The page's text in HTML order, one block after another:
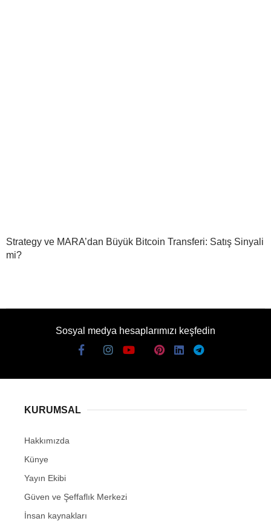
Strategy ve MARA’dan Büyük Bitcoin Transferi: Satış Sinyali
mi?
Sosyal medya hesaplarımızı keşfedin
KURUMSAL
Hakkımızda
Künye
Yayın Ekibi
Güven ve Şeffaflık Merkezi
İnsan kaynakları